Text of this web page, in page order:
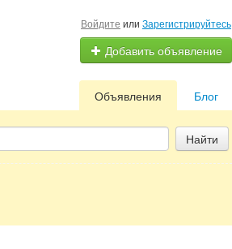
Войдите или Зарегистрируйтесь
Добавить объявление
Блог
Объявления
Найти